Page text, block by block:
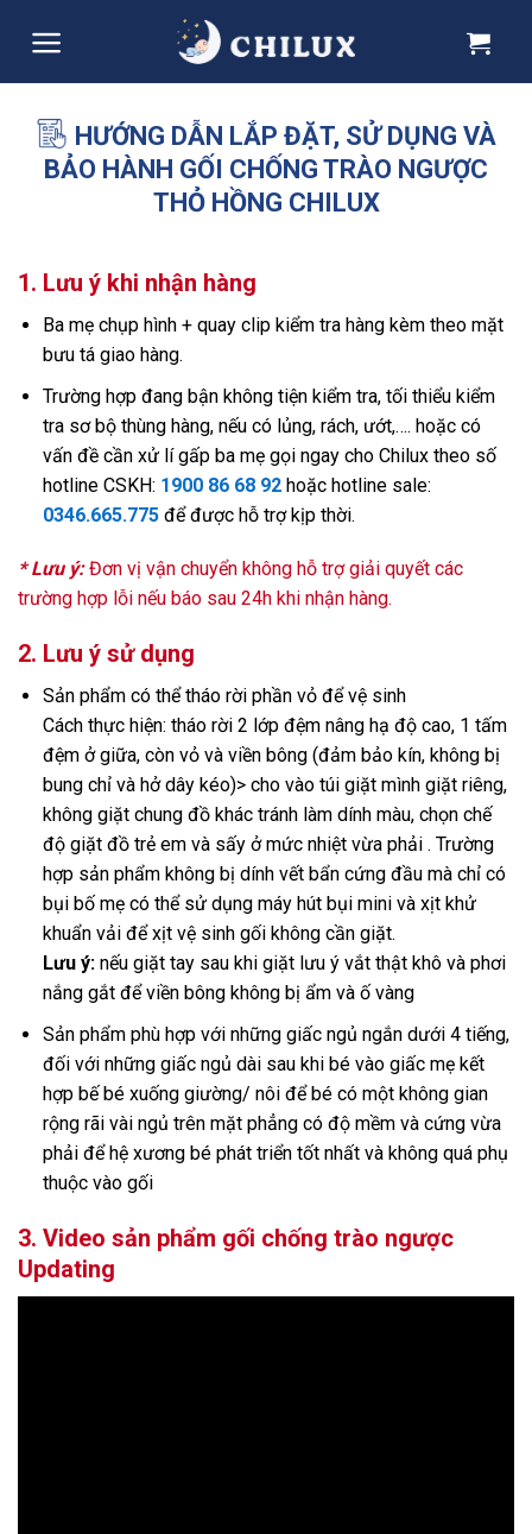
HƯỚNG DẪN LẮP ĐẶT, SỬ DỤNG VÀ
BẢO HÀNH GỐI CHỐNG TRÀO NGƯỢC
THỎ HỒNG CHILUX
1. Lưu ý khi nhận hàng
Ba mẹ chụp hình + quay clip kiểm tra hàng kèm theo mặt
bưu tá giao hàng.
Trường hợp đang bận không tiện kiểm tra, tối thiểu kiểm
tra sơ bộ thùng hàng, nếu có lủng, rách, ướt,…. hoặc có
vấn đề cần xử lí gấp ba mẹ gọi ngay cho Chilux theo số
hotline CSKH: 1900 86 68 92 hoặc hotline sale:
0346.665.775để được hỗ trợ kịp thời.
* Lưu ý:Đơn vị vận chuyển không hỗ trợ giải quyết các
trường hợp lỗi nếu báo sau 24h khi nhận hàng.
2. Lưu ý sử dụng
Sản phẩm có thể tháo rời phần vỏ để vệ sinh
Cách thực hiện: tháo rời 2 lớp đệm nâng hạ độ cao, 1 tấm
đệm ở giữa, còn vỏ và viền bông (đảm bảo kín, không bị
bung chỉ và hở dây kéo)> cho vào túi giặt mình giặt riêng,
không giặt chung đồ khác tránh làm dính màu, chọn chế
độ giặt đồ trẻ em và sấy ở mức nhiệt vừa phải . Trường
hợp sản phẩm không bị dính vết bẩn cứng đầu mà chỉ có
bụi bố mẹ có thể sử dụng máy hút bụi mini và xịt khử
khuẩn vải để xịt vệ sinh gối không cần giặt.
Lưu ý:nếu giặt tay sau khi giặt lưu ý vắt thật khô và phơi
nắng gắt để viền bông không bị ẩm và ố vàng
Sản phẩm phù hợp với những giấc ngủ ngắn dưới 4 tiếng,
đối với những giấc ngủ dài sau khi bé vào giấc mẹ kết
hợp bế bé xuống giường/ nôi để bé có một không gian
rộng rãi vài ngủ trên mặt phẳng có độ mềm và cứng vừa
phải để hệ xương bé phát triển tốt nhất và không quá phụ
thuộc vào gối
3. Video sản phẩm gối chống trào ngược
Updating